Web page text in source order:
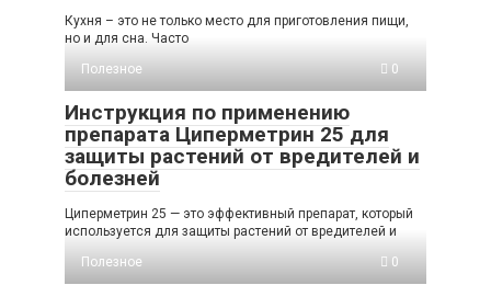
Кухня – это не только место для приготовления пищи,
но и для сна. Часто
Полезное
0
Инструкция по применению
препарата Циперметрин 25 для
защиты растений от вредителей и
болезней
Циперметрин 25 — это эффективный препарат, который
используется для защиты растений от вредителей и
Полезное
0